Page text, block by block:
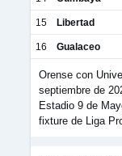
15 Libertad
16 Gualaceo
Orense con
septiembre de
Estadio 9 de
fixture de Liga